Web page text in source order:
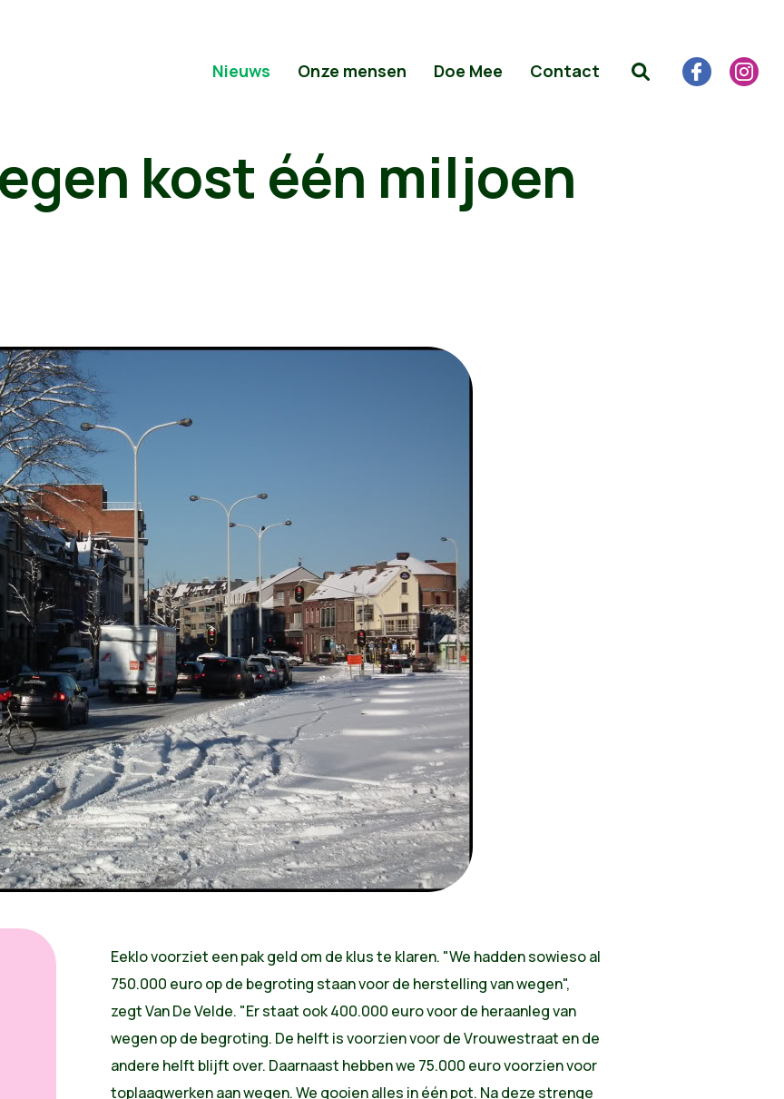
Nieuws Onze mensen Doe Mee Contact
kost één miljoen
Eeklo voorziet een pak geld om de klus te klaren. "We hadden sowieso al
750.000 euro op de begroting staan voor de herstelling van wegen",
zegt Van De Velde. "Er staat ook 400.000 euro voor de heraanleg van
wegen op de begroting. De helft is voorzien voor de Vrouwestraat en de
andere helft blijft over. Daarnaast hebben we 75.000 euro voorzien voor
toplaagwerken aan wegen. We gooien alles in één pot. Na deze strenge